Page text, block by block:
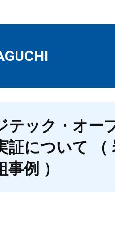
テック・オ
証について （
例 ）